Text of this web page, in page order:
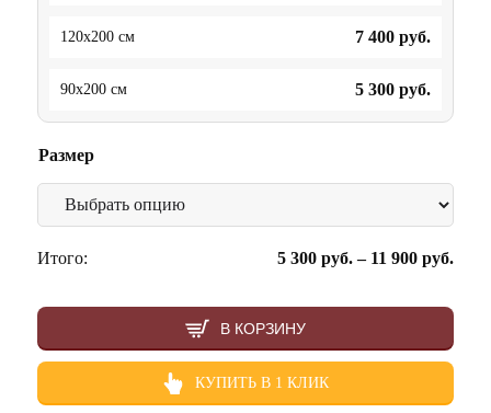
120x200 см 7 400 руб.
90x200 см 5 300 руб.
Размер
Итого: 5 300 руб.– 11 900 руб.
В КОРЗИНУ
КУПИТЬ В 1 КЛИК